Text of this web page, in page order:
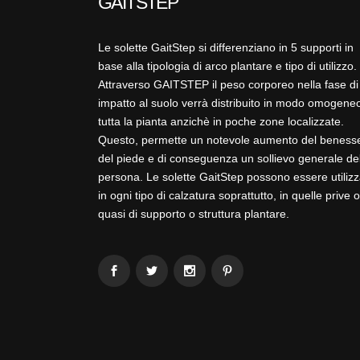
Le solette GaitStep si differenziano in 5 supporti in
base alla tipologia di arco plantare e tipo di utilizzo.
Attraverso GAITSTEP il peso corporeo nella fase di
impatto al suolo verrà distribuito in modo
tutta la pianta anzichè in poche zone localizzate.
Questo, permette un notevole aumento del
del piede e di conseguenza un sollievo generale
persona. Le solette GaitStep possono essere
in ogni tipo di calzatura soprattutto, in quelle prive o
quasi di supporto o struttura plantare.